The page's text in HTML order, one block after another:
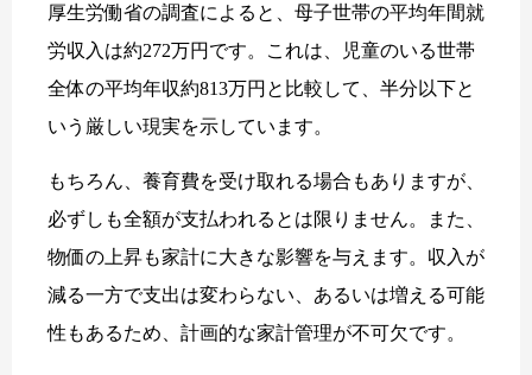
厚生労働省の調査によると、母子世帯の平均年間就
労収入は約272万円です。これは、児童のいる世帯
全体の平均年収約813万円と比較して、半分以下と
いう厳しい現実を示しています。
もちろん、養育費を受け取れる場合もありますが、
必ずしも全額が支払われるとは限りません。また、
物価の上昇も家計に大きな影響を与えます。収入が
減る一方で支出は変わらない、あるいは増える可能
性もあるため、計画的な家計管理が不可欠です。